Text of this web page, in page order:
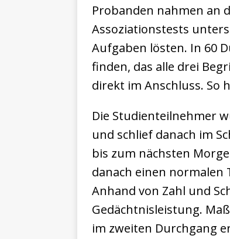
Probanden nahmen an
Assoziationstests
Aufgaben lösten. In 60
finden, das alle drei
direkt im Anschluss. So
Die Studienteilnehmer
und schlief danach im
bis zum nächsten
danach einen normalen
Anhand von Zahl und
Gedächtnisleistung.
im zweiten Durchgang